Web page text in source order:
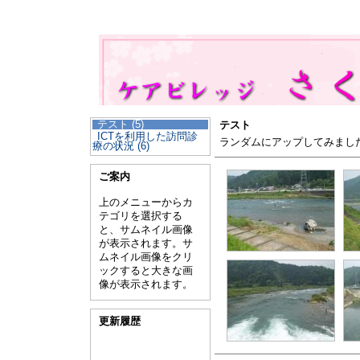
テスト (5)
ICTを利用した訪問診
療の状況 (6)
ご案内
上のメニューからカ
テゴリを選択する
と、サムネイル画像
が表示されます。サ
ムネイル画像をクリ
ックすると大きな画
像が表示されます。
更新履歴
テスト
ランダムにアップしてみまし